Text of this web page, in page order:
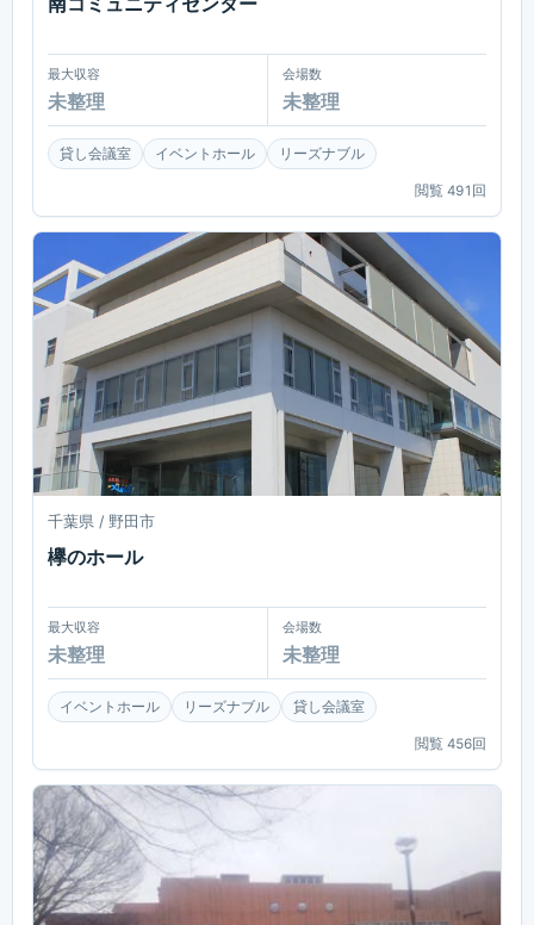
最大収容
未整理
会場数
未整理
貸し会議室 イベントホール リーズナブル
閲覧 491 回
千葉県 / 野田市
欅のホール
最大収容
未整理
会場数
未整理
イベントホール リーズナブル 貸し会議室
閲覧 456回